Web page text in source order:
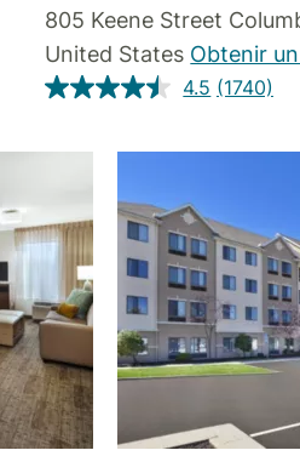
805 Keene Street
United States Obtenir
4.5 (1740)